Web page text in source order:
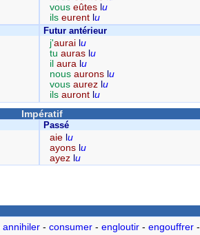
vous eûtes lu
ils eurent lu
Futur antérieur
j'aurai u
tu auras u
il aura u
nous aurons u
vous aurez u
ils auront u
Impératif
Passé
aie lu
ayons lu
ayez lu
annihiler- consumer- engloutir- engouffrer-